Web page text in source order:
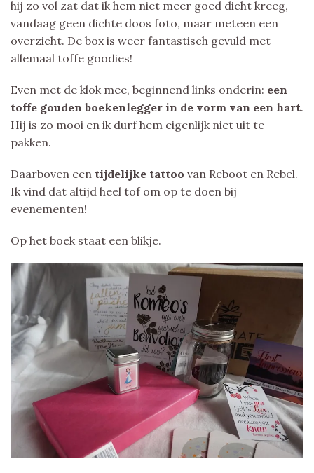
hij zo vol zat dat ik hem niet meer goed dicht kreeg,
vandaag geen dichte doos foto, maar meteen een
overzicht. De box is weer fantastisch gevuld met
allemaal toffe goodies!
Even met de klok mee, beginnend links onderin: een
toffe gouden boekenlegger in de vorm van een hart.
Hij is zo mooi en ik durf hem eigenlijk niet uit te
pakken.
Daarboven een tijdelijke tattoo van Reboot en Rebel.
Ik vind dat altijd heel tof om op te doen bij
evenementen!
Op het boek staat een blikje.